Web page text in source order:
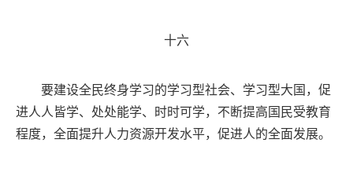
十六
要建设全民终身学习的学习型社会、学习型大国，促
进人人皆学、处处能学、时时可学，不断提高国民受教育
程度，全面提升人力资源开发水平，促进人的全面发展。